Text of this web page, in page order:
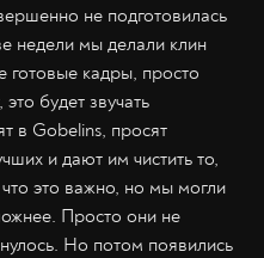
не подготовилась
недели мы делали клин
готовые кадры, просто
будет звучать
в Gobelins, просят
и дают им чистить то,
это важно, но мы могли
Просто они не
Но потом появились